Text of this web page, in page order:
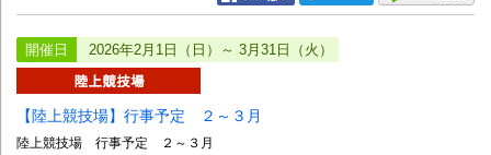
開催日 2026年2月1日（日）～ 3月31日（火）
【陸上競技場】行事予定 ２～３月
陸上競技場 行事予定 ２～３月